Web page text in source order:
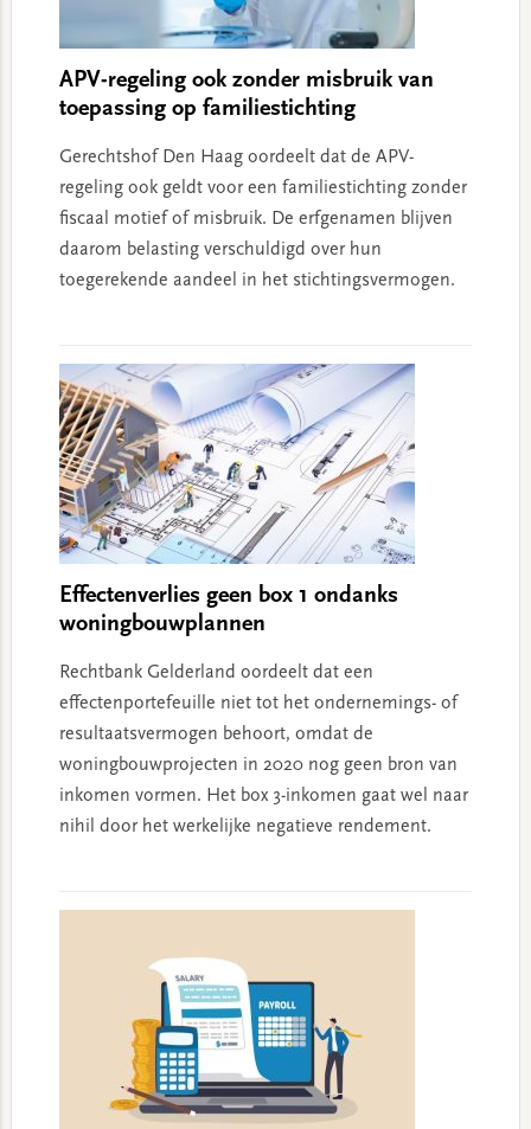
APV-regeling ook zonder misbruik van
toepassing op familiestichting
Gerechtshof Den Haag oordeelt dat de APV-
regeling ook geldt voor een familiestichting zonder
fiscaal motief of misbruik. De erfgenamen blijven
daarom belasting verschuldigd over hun
toegerekende aandeel in het stichtingsvermogen.
Effectenverlies geen box 1 ondanks
woningbouwplannen
Rechtbank Gelderland oordeelt dat een
effectenportefeuille niet tot het ondernemings- of
resultaatsvermogen behoort, omdat de
woningbouwprojecten in 2020 nog geen bron van
inkomen vormen. Het box 3-inkomen gaat wel naar
nihil door het werkelijke negatieve rendement.